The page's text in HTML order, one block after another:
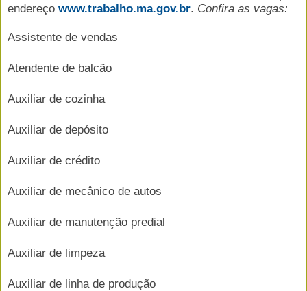
endereço www.trabalho.ma.gov.br. Confira as vagas:
Assistente de vendas
Atendente de balcão
Auxiliar de cozinha
Auxiliar de depósito
Auxiliar de crédito
Auxiliar de mecânico de autos
Auxiliar de manutenção predial
Auxiliar de limpeza
Auxiliar de linha de produção